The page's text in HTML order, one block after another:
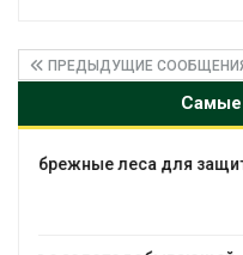
ПРЕДЫДУЩИЕ
Самые